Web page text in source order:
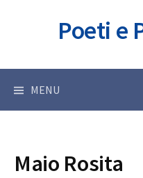
Poeti e
MENU
Maio Rosita